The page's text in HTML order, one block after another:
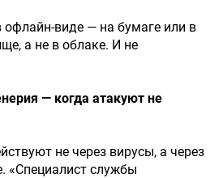
виде — на бумаге или в
а не в облаке. И не
— когда атакуют не
не через вирусы, а через
«Специалист службы